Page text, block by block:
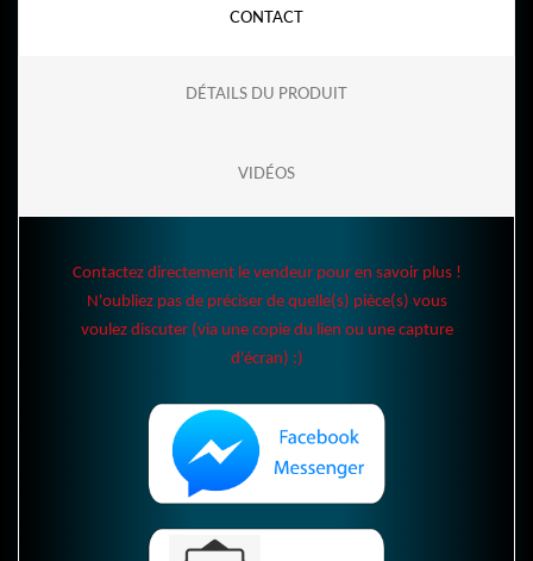
CONTACT
DÉTAILS DU PRODUIT
VIDÉOS
Contactez directement le vendeur pour en savoir plus !
N'oubliez pas de préciser de quelle(s) pièce(s) vous
voulez discuter (via une copie du lien ou une capture
d'écran) :)